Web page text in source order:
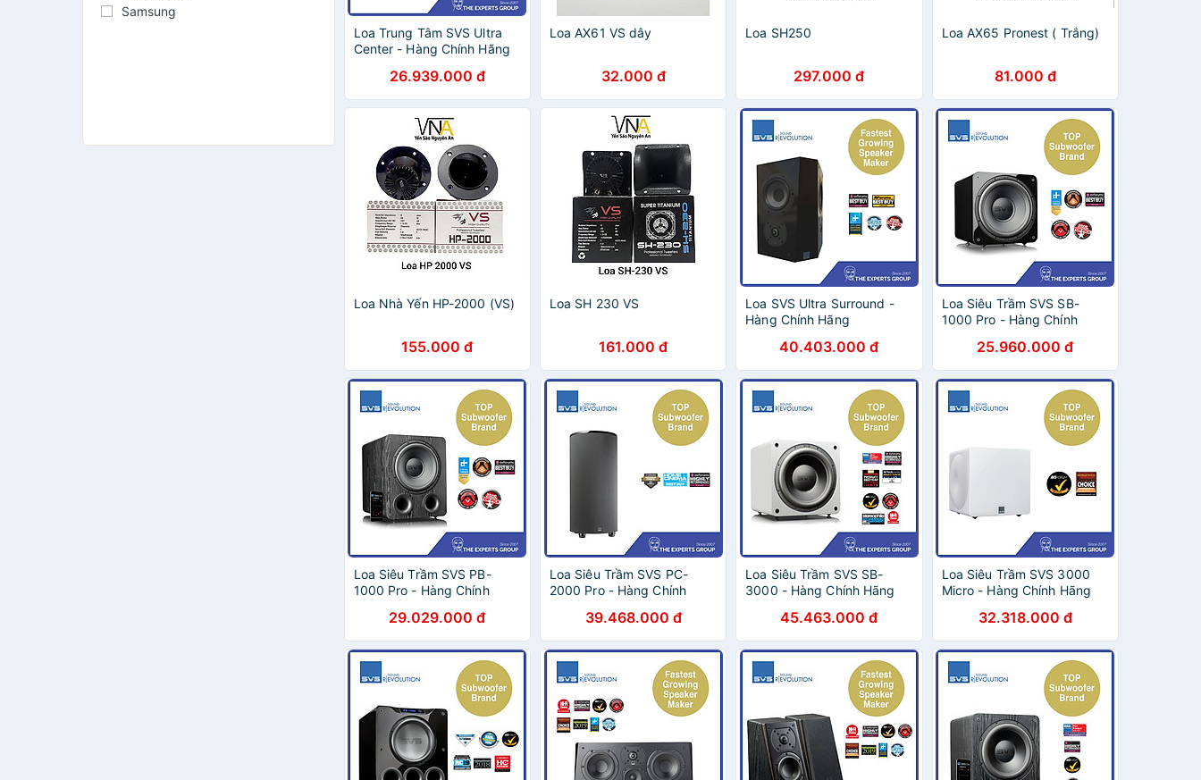
Samsung
Loa Trung Tâm SVS Ultra
Center - Hàng Chính Hãng
26.939.000 đ
Loa AX61 VS dây
32.000 đ
Loa SH250
297.000 đ
Loa AX65 Pronest ( Trắng)
81.000 đ
Loa Nhà Yến HP-2000 (VS)
155.000 đ
Loa SH 230 VS
161.000 đ
Loa SVS Ultra Surround -
Hàng Chính Hãng
40.403.000 đ
Loa Siêu Trầm SVS SB-
1000 Pro - Hàng Chính
25.960.000 đ
Loa Siêu Trầm SVS PB-
1000 Pro - Hàng Chính
29.029.000 đ
Loa Siêu Trầm SVS PC-
2000 Pro - Hàng Chính
39.468.000 đ
Loa Siêu Trầm SVS SB-
3000 - Hàng Chính Hãng
45.463.000 đ
Loa Siêu Trầm SVS 3000
Micro - Hàng Chính Hãng
32.318.000 đ